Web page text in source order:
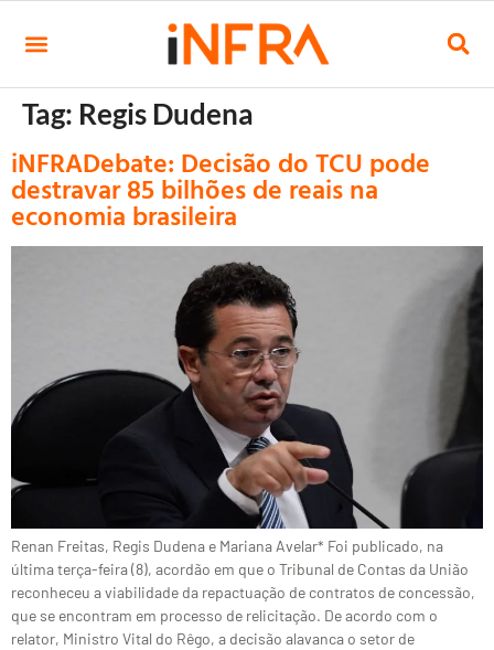
Tag: Regis Dudena
iNFRADebate: Decisão do TCU pode
destravar 85 bilhões de reais na
economia brasileira
Renan Freitas, Regis Dudena e Mariana Avelar* Foi publicado, na
última terça-feira (8), acordão em que o Tribunal de Contas da União
reconheceu a viabilidade da repactuação de contratos de concessão,
que se encontram em processo de relicitação. De acordo com o
relator, Ministro Vital do Rêgo, a decisão alavanca o setor de